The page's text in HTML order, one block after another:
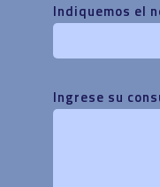
Indiquemos el
Ingrese su